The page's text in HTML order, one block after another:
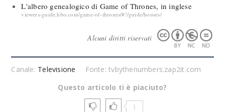
L'albero genealogico di Game of Thrones, in inglese
viewers-guide.hbo.com/game-of-thrones/#!/guide/houses/
Alcuni diritti riservati
Canale: Televisione
Fonte: tvbythenumbers.zap2it.com
Questo articolo ti è piaciuto?
1